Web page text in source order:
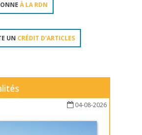
À LA RDN
UN CRÉDIT D'ARTICLES
04-08-2026